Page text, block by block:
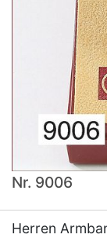
Nr. 9006
Herren